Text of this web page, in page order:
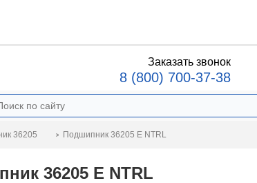
Заказать звонок
8 (800) 700-37-38
36205 Подшипник 36205 E NTRL
36205 E NTRL